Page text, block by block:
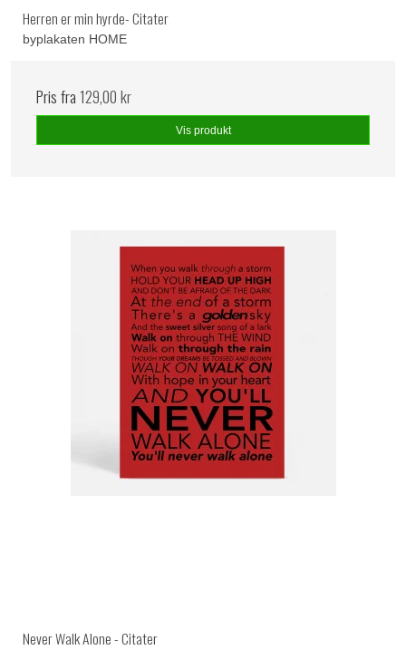
Herren er min hyrde- Citater
byplakaten HOME
Pris fra129,00 kr
Vis produkt
Never Walk Alone - Citater